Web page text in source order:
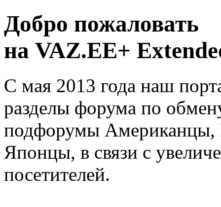
Добро пожаловать
на VAZ.EE+
С мая 2013 года наш
разделы форума по
подфорумы
Японцы, в связи с
посетителей.